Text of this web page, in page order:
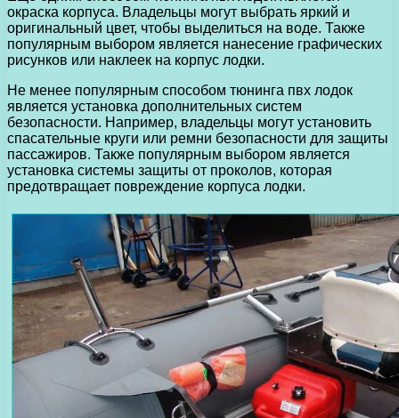
окраска корпуса. Владельцы могут выбрать яркий и
оригинальный цвет, чтобы выделиться на воде. Также
популярным выбором является нанесение графических
рисунков или наклеек на корпус лодки.
Не менее популярным способом тюнинга пвх лодок
является установка дополнительных систем
безопасности. Например, владельцы могут установить
спасательные круги или ремни безопасности для защиты
пассажиров. Также популярным выбором является
установка системы защиты от проколов, которая
предотвращает повреждение корпуса лодки.